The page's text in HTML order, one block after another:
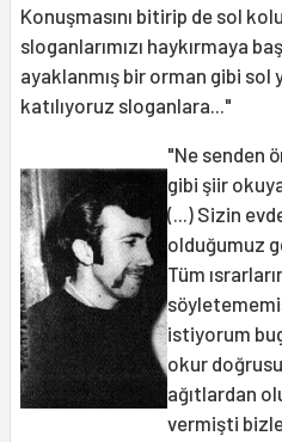
Konuşmasını bitirip de sol
sloganlarımızı haykırmaya
ayaklanmış bir orman gibi sol
katılıyoruz sloganlara..."
"Ne senden
gibi şiir
(...) Sizin
olduğumuz
Tüm
istiyorum
okur
ağıtlardan
vermişti